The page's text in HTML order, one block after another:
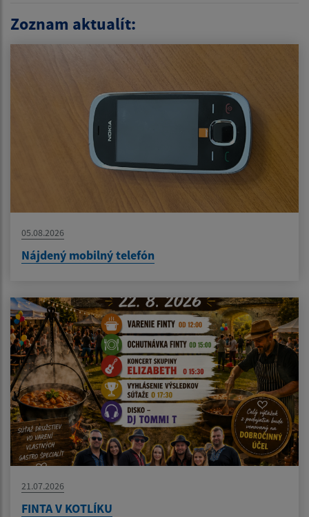
Zoznam aktualít:
05.08.2026
Nájdený mobilný telefón
21.07.2026
FINTA V KOTLÍKU